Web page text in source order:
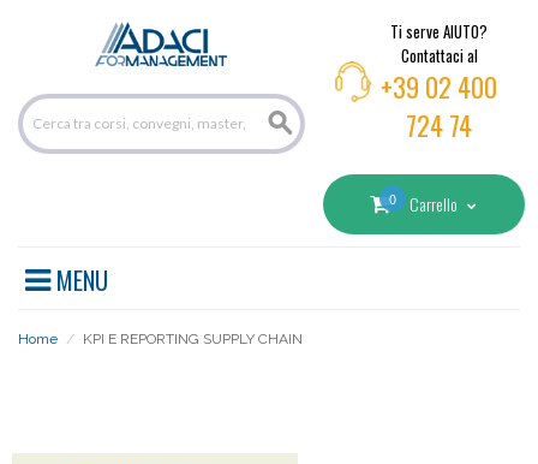
Ti serve AIUTO?
Contattaci al
+39 02 400
724 74
0 Carrello
MENU
Home / KPI E REPORTING SUPPLY CHAIN